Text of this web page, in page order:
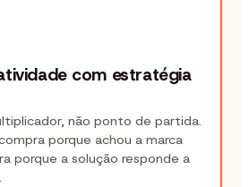
com estratégia
não ponto de partida.
porque achou a marca
porque a solução responde a